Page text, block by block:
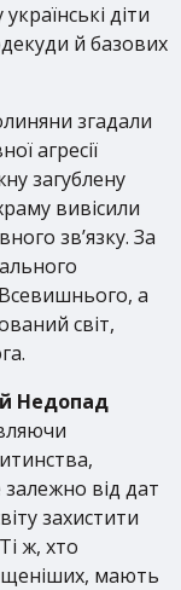
діти
й базових
згадали
агресії
загублену
вивісили
зв’язку. За
а
світ,
Недопад
від дат
захистити
ж, хто
мають